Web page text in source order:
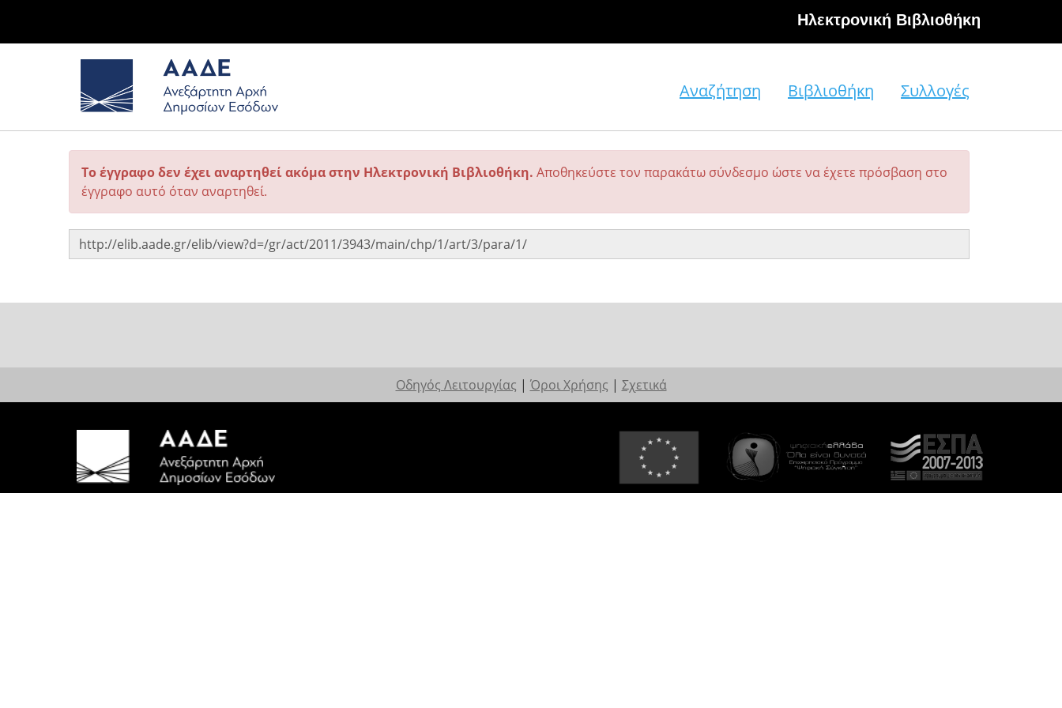
Hλεκτρονική Βιβλιοθήκη
Αναζήτηση Βιβλιοθήκη Συλλογές
Το έγγραφο δεν έχει αναρτηθεί ακόμα στην Ηλεκτρονική Βιβλιοθήκη. Αποθηκεύστε τον παρακάτω σύνδεσμο ώστε να έχετε πρόσβαση στο
έγγραφο αυτό όταν αναρτηθεί.
Οδηγός Λειτουργίας | Όροι Χρήσης | Σχετικά